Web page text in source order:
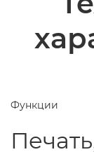
Функции